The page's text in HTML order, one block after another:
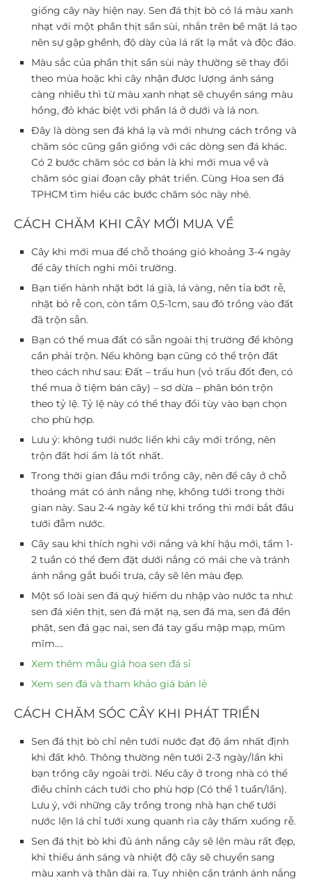
giống cây này hiện nay. Sen đá thịt bò có lá màu xanh
nhạt với một phần thịt sần sùi, nhắn trên bề mặt lá tạo
nên sự gập ghềnh, độ dày của lá rất lạ mắt và độc đáo.
Màu sắc của phần thịt sần sùi này thường sẽ thay đổi
theo mùa hoặc khi cây nhận được lượng ánh sáng
càng nhiều thì từ màu xanh nhạt sẽ chuyển sáng màu
hồng, đỏ khác biệt với phần lá ở dưới và lá non.
Đây là dòng sen đá khá lạ và mới nhưng cách trồng và
chăm sóc cũng gần giống với các dòng sen đá khác.
Có 2 bước chăm sóc cơ bản là khi mới mua về và
chăm sóc giai đoạn cây phát triển. Cùng Hoa sen đá
TPHCM tìm hiểu các bước chăm sóc này nhé.
CÁCH CHĂM KHI CÂY MỚI MUA VỀ
Cây khi mới mua để chỗ thoáng gió khoảng 3-4 ngày
để cây thích nghi môi trường.
Bạn tiến hành nhặt bớt lá già, lá vàng, nên tỉa bớt rễ,
nhặt bỏ rễ con, còn tầm 0,5-1cm, sau đó trồng vào đất
đã trộn sẵn.
Bạn có thể mua đất có sẵn ngoài thị trường để không
cần phải trộn. Nếu không bạn cũng có thể trộn đất
theo cách như sau: Đất – trấu hun (vỏ trấu đốt đen, có
thể mua ở tiệm bán cây) – sơ dừa – phân bón trộn
theo tỷ lệ. Tỷ lệ này có thể thay đổi tùy vào bạn chọn
cho phù hợp.
Lưu ý: không tưới nước liền khi cây mới trồng, nên
trộn đất hơi ẩm là tốt nhất.
Trong thời gian đầu mới trồng cây, nên để cây ở chỗ
thoáng mát có ánh nắng nhẹ, không tưới trong thời
gian này. Sau 2-4 ngày kể từ khi trồng thì mới bắt đầu
tưới đẫm nước.
Cây sau khi thích nghi với nắng và khí hậu mới, tầm 1-
2 tuần có thể đem đặt dưới nắng có mái che và tránh
ánh nắng gắt buổi trưa, cây sẽ lên màu đẹp.
Một số loài sen đá quý hiếm du nhập vào nước ta như:
sen đá xiên thịt, sen đá mặt nạ, sen đá ma, sen đá đền
phật, sen đá gạc nai, sen đá tay gấu mập mạp, mũm
mĩm….
Xem thêm mẫu giá hoa sen đá sỉ
Xem sen đá và tham khảo giá bán lẻ
CÁCH CHĂM SÓC CÂY KHI PHÁT TRIỂN
Sen đá thịt bò chỉ nên tưới nước đạt độ ẩm nhất định
khi đất khô. Thông thường nên tưới 2-3 ngày/lần khi
bạn trồng cây ngoài trời. Nếu cây ở trong nhà có thể
điều chỉnh cách tưới cho phù hợp (Có thể 1 tuần/lần).
Lưu ý, với những cây trồng trong nhà hạn chế tưới
nước lên lá chỉ tưới xung quanh rìa cây thấm xuống rễ.
Sen đá thịt bò khi đủ ánh nắng cây sẽ lên màu rất đẹp,
khi thiếu ánh sáng và nhiệt độ cây sẽ chuyển sang
màu xanh và thân dài ra. Tuy nhiên cần tránh ánh nắng